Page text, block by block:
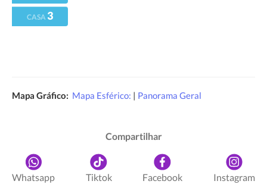
CASA 3
Mapa Gráfico: Mapa Esférico: | Panorama Geral
Compartilhar
Whatsapp Tiktok Facebook Instagram